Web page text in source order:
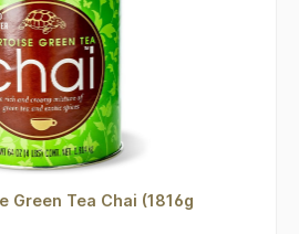
Green Tea Chai (1816g